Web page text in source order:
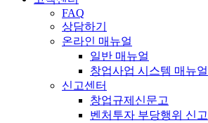
FAQ
상담하기
온라인 매뉴얼
일반 매뉴얼
창업사업 시스템 매뉴얼
신고센터
창업규제신문고
벤처투자 부당행위 신고